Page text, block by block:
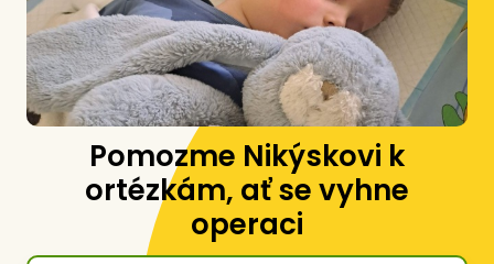
Pomozme Nikýskovi k
ortézkám, ať se vyhne
operaci